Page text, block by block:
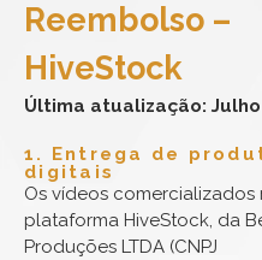
Reembolso –
HiveStock
Última atualização: Julho
1. Entrega de
digitais
Os vídeos comercializados
plataforma HiveStock, da
Produções LTDA (CNPJ